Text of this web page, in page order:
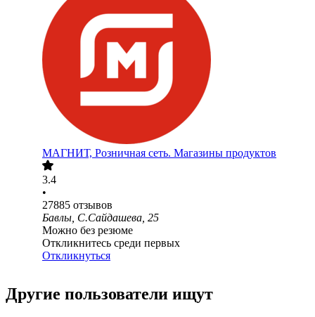
МАГНИТ, Розничная сеть. Магазины продуктов
3.4
•
27885 отзывов
Бавлы, С.Сайдашева, 25
Можно без резюме
Откликнитесь среди первых
Откликнуться
Другие пользователи ищут